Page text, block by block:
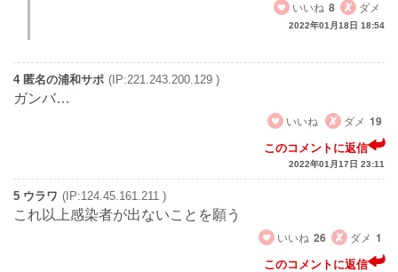
いいね 8 ダメ
2022年01月18日 18:54
4 匿名の浦和サポ (IP:221.243.200.129 )
ガンバ…
いいね
ダメ 19
このコメントに返信
2022年01月17日 23:11
5 ウラワ (IP:124.45.161.211 )
これ以上感染者が出ないことを願う
いいね 26 ダメ 1
このコメントに返信